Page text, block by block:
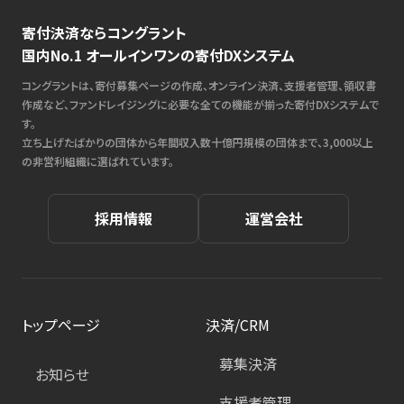
寄付決済ならコングラント
国内No.1 オールインワンの寄付DXシステム
コングラントは、寄付募集ページの作成、オンライン決済、支援者管理、領収書
作成など、ファンドレイジングに必要な全ての機能が揃った寄付DXシステムで
す。
立ち上げたばかりの団体から年間収入数十億円規模の団体まで、3,000以上
の非営利組織に選ばれています。
採用情報 運営会社
トップページ
お知らせ
決済/CRM
募集決済